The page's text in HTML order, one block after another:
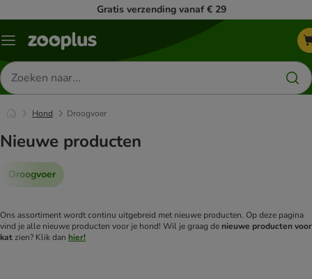
Gratis verzending vanaf € 29
Menu
Zoeken
naar
producten
Hond Droogvoer
Nieuwe producten
Droogvoer
Ons assortiment wordt continu uitgebreid met nieuwe producten. Op deze pagina
vind je alle nieuwe producten voor je hond! Wil je graag de nieuwe producten voor
katzien? Klik dan hier!